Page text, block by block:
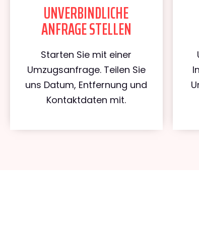
UNVERBINDLICHE
ANFRAGE STELLEN
Starten Sie mit einer
Umzugsanfrage. Teilen Sie
uns Datum, Entfernung und
Kontaktdaten mit.